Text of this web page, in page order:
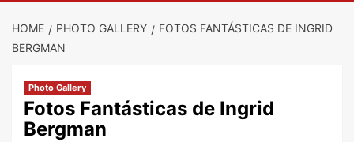
HOME PHOTO GALLERY
FOTOS FANTÁSTICAS DE INGRID
BERGMAN
Photo Gallery
Fotos Fantásticas de Ingrid
Bergman